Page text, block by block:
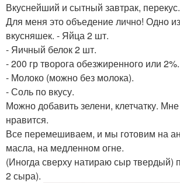
Вкуснейший и сытный завтрак, перекус.
Для меня это объедение лично! Одно
вкусняшек. - Яйца 2 шт.
- Яичный белок 2 шт.
- 200 гр творога обезжиренного или 2%.
- Молоко (можно без молока).
- Соль по вкусу.
Можно добавить зелени, клетчатку. Мне
нравится.
Все перемешиваем, и мы готовим на
масла, на медленном огне.
(Иногда сверху натираю сыр твердый)
2 сыра).